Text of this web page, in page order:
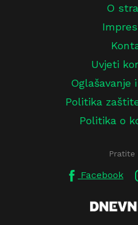
O
Uvjeti
Oglašavanje
Politika
Politika o
Pratite
Facebook